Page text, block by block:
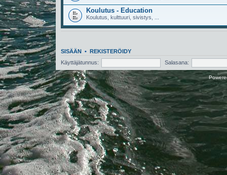
Koulutus - Education
Koulutus, kulttuuri, sivistys, ...
SISÄÄN • REKISTERÖIDY
Käyttäjätunnus:
Salasana: